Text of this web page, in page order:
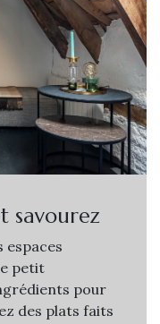
savourez
espaces
petit
pour
des plats faits